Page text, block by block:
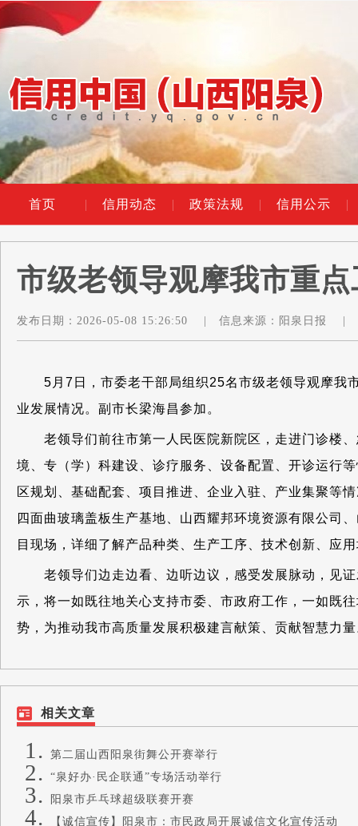
首页 | 信用动态 | 政策法规 | 信用公示 |
市级老领导观摩我市重
发布日期： 2026-05-08 15:26:50 信息来源： 阳泉日报
5月7日，市委老干部局组织25名市级老领导观摩我
业发展情况。副市长梁海昌参加。
老领导们前往市第一人民医院新院区，走进门诊楼、
境、专（学）科建设、诊疗服务、设备配置、开诊运行
区规划、基础配套、项目推进、企业入驻、产业集聚等
四面曲玻璃盖板生产基地、山西耀邦环境资源有限公司
目现场，详细了解产品种类、生产工序、技术创新、应
老领导们边走边看、边听边议，感受发展脉动，见证
示，将一如既往地关心支持市委、市政府工作，一如既
势，为推动我市高质量发展积极建言献策、贡献智慧力
相关文章
第二届山西阳泉街舞公开赛举行
“泉好办·民企联通”专场活动举行
阳泉市乒乓球超级联赛开赛
【诚信宣传】阳泉市：市民政局开展诚信文化宣传活动